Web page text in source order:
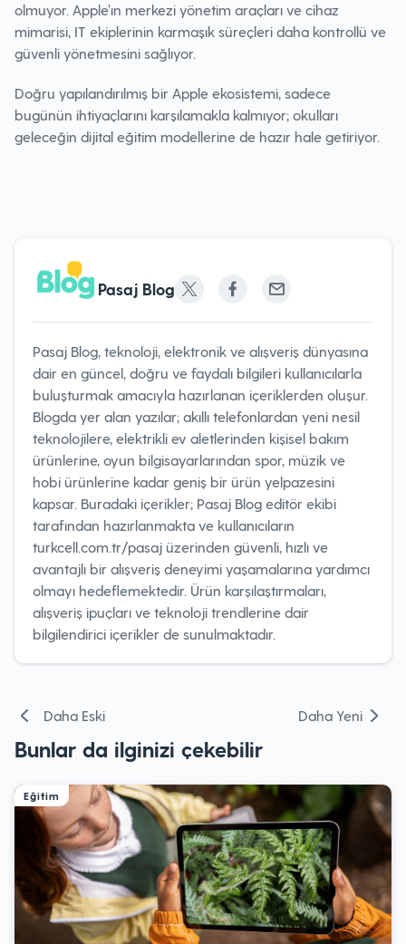
olmuyor. Apple’ın merkezi yönetim araçları ve cihaz
mimarisi, IT ekiplerinin karmaşık süreçleri daha kontrollü ve
güvenli yönetmesini sağlıyor.
Doğru yapılandırılmış bir Apple ekosistemi, sadece
bugünün ihtiyaçlarını karşılamakla kalmıyor; okulları
geleceğin dijital eğitim modellerine de hazır hale getiriyor.
Pasaj Blog
Pasaj Blog, teknoloji, elektronik ve alışveriş dünyasına
dair en güncel, doğru ve faydalı bilgileri kullanıcılarla
buluşturmak amacıyla hazırlanan içeriklerden oluşur.
Blogda yer alan yazılar; akıllı telefonlardan yeni nesil
teknolojilere, elektrikli ev aletlerinden kişisel bakım
ürünlerine, oyun bilgisayarlarından spor, müzik ve
hobi ürünlerine kadar geniş bir ürün yelpazesini
kapsar. Buradaki içerikler; Pasaj Blog editör ekibi
tarafından hazırlanmakta ve kullanıcıların
turkcell.com.tr/pasaj üzerinden güvenli, hızlı ve
avantajlı bir alışveriş deneyimi yaşamalarına yardımcı
olmayı hedeflemektedir. Ürün karşılaştırmaları,
alışveriş ipuçları ve teknoloji trendlerine dair
bilgilendirici içerikler de sunulmaktadır.
Yazı
Daha Eski Daha Yeni
Bunlar da ilginizi çekebilir
Eğitim